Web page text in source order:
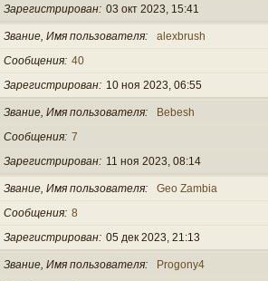
Зарегистрирован 03 окт 2023, 15:41
Звание, Имя пользователя
alexbrush
Сообщения 40
Зарегистрирован
10 ноя 2023, 06:55
Звание, Имя пользователя
Bebesh
Сообщения 7
Зарегистрирован
11 ноя 2023, 08:14
Звание, Имя пользователя
Geo Zambia
Сообщения 8
Зарегистрирован 05 дек 2023, 21:13
Звание, Имя пользователя
Progony4